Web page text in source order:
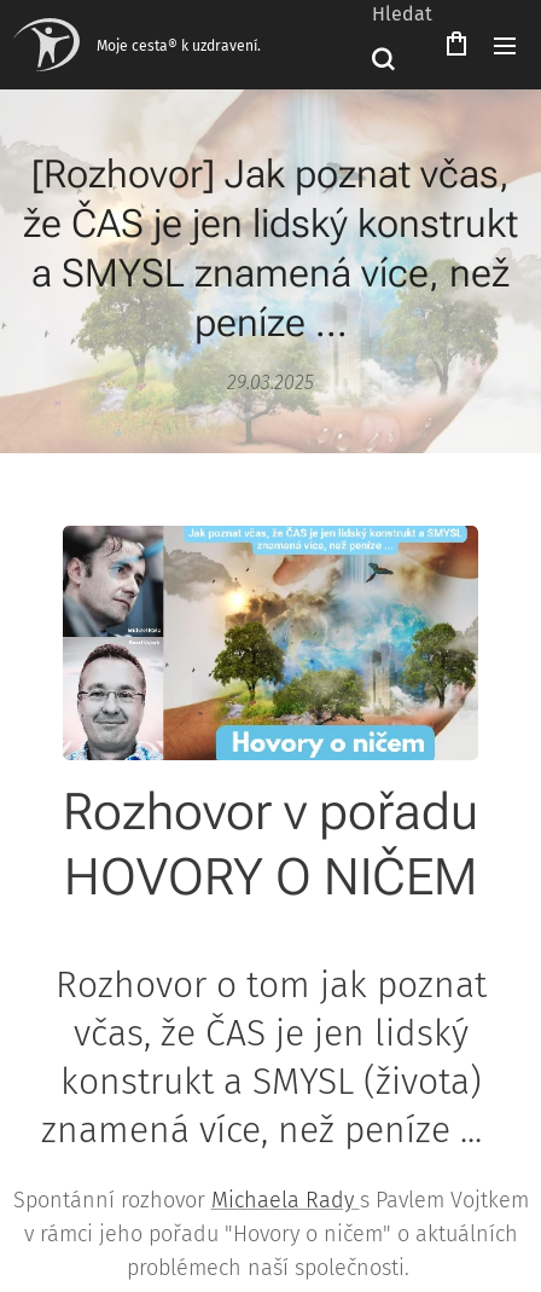
Moje cesta® k uzdravení.
Hledat
[Rozhovor] Jak poznat včas,
že ČAS je jen lidský konstrukt
a SMYSL znamená více, než
peníze ...
29.03.2025
Čeština‎
Rozhovor v pořadu
HOVORY O NIČEM
Rozhovor o tom jak poznat
včas, že ČAS je jen lidský
konstrukt a SMYSL (života)
znamená více, než peníze ...
Spontánní rozhovor Michaela Rady s Pavlem Vojtkem
v rámci jeho pořadu "Hovory o ničem" o aktuálních
problémech naší společnosti.